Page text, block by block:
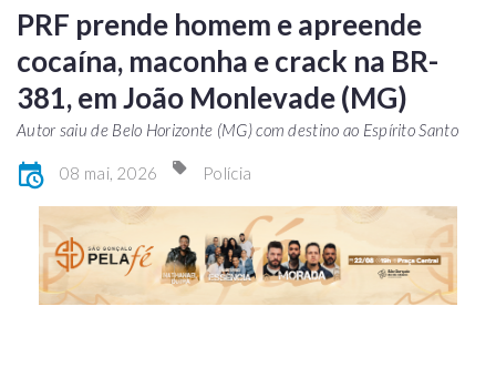
PRF prende homem e apreende
cocaína, maconha e crack na BR-
381, em João Monlevade (MG)
Autor saiu de Belo Horizonte (MG) com destino ao Espírito Santo
08 mai, 2026 Polícia